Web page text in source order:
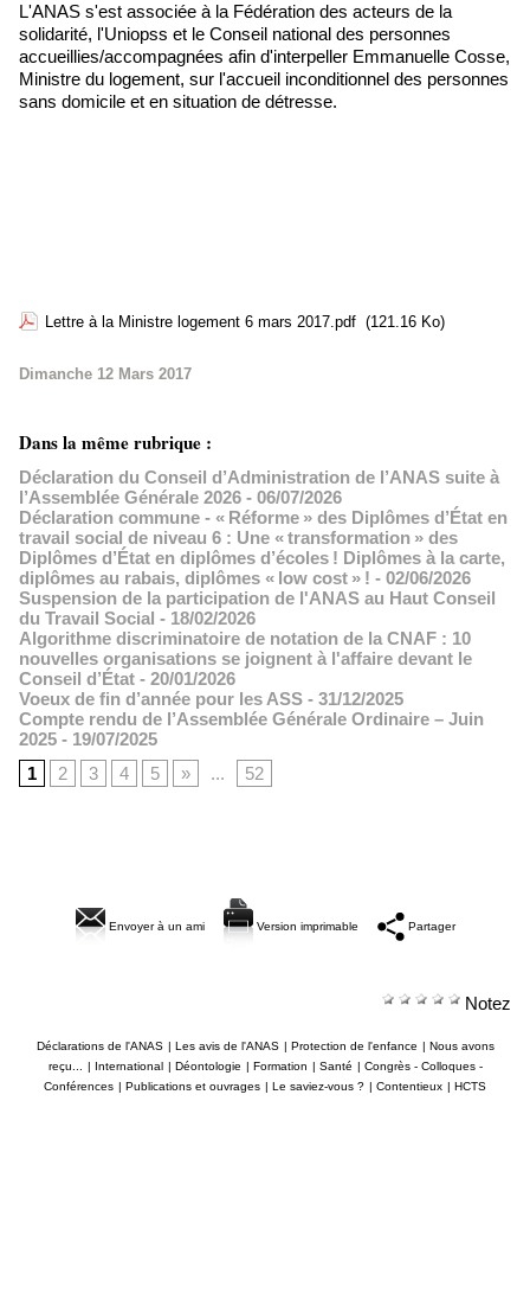
L'ANAS s'est associée à la Fédération des acteurs de la
solidarité, l'Uniopss et le Conseil national des personnes
accueillies/accompagnées afin d'interpeller Emmanuelle Cosse,
Ministre du logement, sur l'accueil inconditionnel des personnes
sans domicile et en situation de détresse.
Lettre à la Ministre logement 6 mars 2017.pdf (121.16 Ko)
Dimanche 12 Mars 2017
Dans la même rubrique :
Déclaration du Conseil d’Administration de l’ANAS suite à
l’Assemblée Générale 2026 - 06/07/2026
Déclaration commune - « Réforme » des Diplômes d’État en
travail social de niveau 6 : Une « transformation » des
Diplômes d’État en diplômes d’écoles ! Diplômes à la carte,
diplômes au rabais, diplômes « low cost » ! - 02/06/2026
Suspension de la participation de l'ANAS au Haut Conseil
du Travail Social - 18/02/2026
Algorithme discriminatoire de notation de la CNAF : 10
nouvelles organisations se joignent à l'affaire devant le
Conseil d’État - 20/01/2026
Voeux de fin d’année pour les ASS - 31/12/2025
Compte rendu de l’Assemblée Générale Ordinaire – Juin
2025 - 19/07/2025
1
2 3 4 5 » ... 52
Envoyer à un ami Version imprimable Partager
Notez
Déclarations de l'ANAS | Les avis de l'ANAS | Protection de l'enfance | Nous avons
reçu...
| International | Déontologie | Formation | Santé | Congrès - Colloques -
Conférences | Publications et ouvrages | Le saviez-vous ? | Contentieux | HCTS